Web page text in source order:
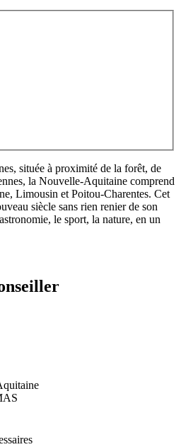
située à proximité de la forêt, de
la Nouvelle-Aquitaine comprend
Limousin et Poitou-Charentes. Cet
siècle sans rien renier de son
le sport, la nature, en un